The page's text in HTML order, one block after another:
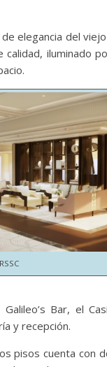
de elegancia del
iluminado
RSSC
Bar, el
y recepción.
pisos cuenta con